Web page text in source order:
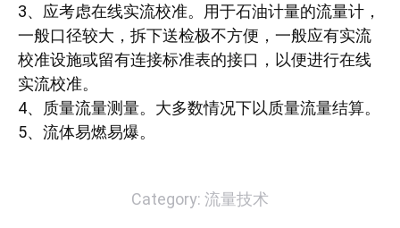
3、应考虑在线实流校准。用于石油计量的流量计，
一般口径较大，拆下送检极不方便，一般应有实流
校准设施或留有连接标准表的接口，以便进行在线
实流校准。
4、质量流量测量。大多数情况下以质量流量结算。
5、流体易燃易爆。
Category: 流量技术